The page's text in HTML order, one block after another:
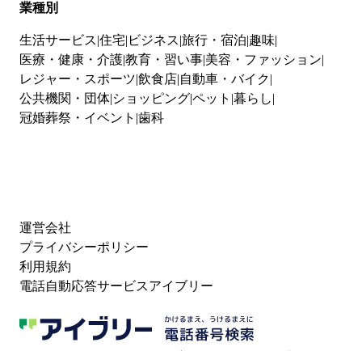
業種別
生活サービス 住宅 ビジネス 旅行・宿泊 趣味
医療・健康・介護教育・習い事 美容・ファッション
レジャー・スポーツ 飲食店 自動車・バイク
公共機関・団体 ショッピングペット 暮らし
冠婚葬祭・イベント 歯科
運営会社
プライバシーポリシー
利用規約
電話自動応答サービスアイブリー